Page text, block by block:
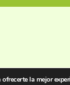
la mejor